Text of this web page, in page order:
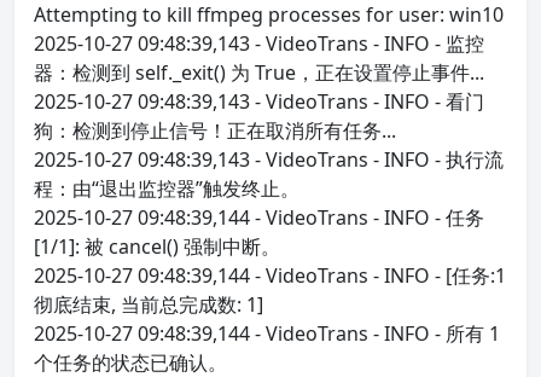
Attempting to kill ffmpeg processes for user: win10
2025-10-27 09:48:39,143 - VideoTrans - INFO - 监控
器：检测到 self._exit() 为 True，正在设置停止事件...
2025-10-27 09:48:39,143 - VideoTrans - INFO - 看门
狗：检测到停止信号！正在取消所有任务...
2025-10-27 09:48:39,143 - VideoTrans - INFO - 执行流
程：由“退出监控器”触发终止。
2025-10-27 09:48:39,144 - VideoTrans - INFO - 任务
[1/1]: 被 cancel() 强制中断。
2025-10-27 09:48:39,144 - VideoTrans - INFO - [任务:1
彻底结束, 当前总完成数: 1]
2025-10-27 09:48:39,144 - VideoTrans - INFO - 所有 1
个任务的状态已确认。